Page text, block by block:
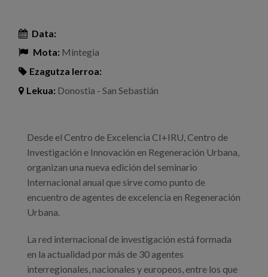
Data:
Mota: Mintegia
Ezagutza lerroa:
Lekua: Donostia - San Sebastián
Desde el Centro de Excelencia CI+IRU, Centro de
Investigación e Innovación en Regeneración Urbana,
organizan una nueva edición del seminario
Internacional anual que sirve como punto de
encuentro de agentes de excelencia en Regeneración
Urbana.
La red internacional de investigación está formada
en la actualidad por más de 30 agentes
interregionales, nacionales y europeos, entre los que